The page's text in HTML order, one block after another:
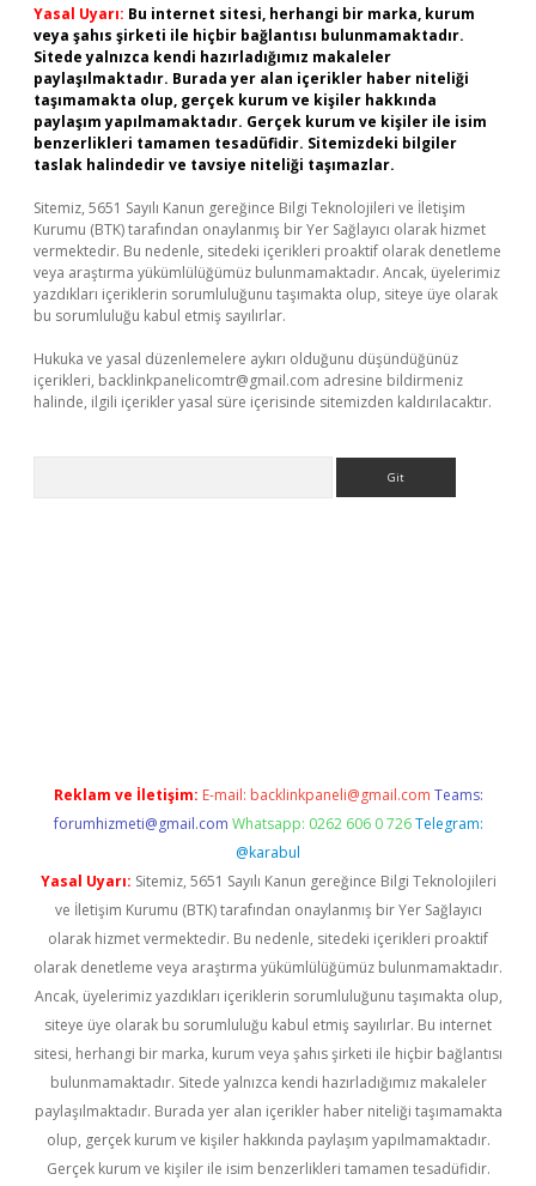
Yasal Uyarı: Bu internet sitesi, herhangi bir marka, kurum
veya şahıs şirketi ile hiçbir bağlantısı bulunmamaktadır.
Sitede yalnızca kendi hazırladığımız makaleler
paylaşılmaktadır. Burada yer alan içerikler haber niteliği
taşımamakta olup, gerçek kurum ve kişiler hakkında
paylaşım yapılmamaktadır. Gerçek kurum ve kişiler ile isim
benzerlikleri tamamen tesadüfidir. Sitemizdeki bilgiler
taslak halindedir ve tavsiye niteliği taşımazlar.
Sitemiz, 5651 Sayılı Kanun gereğince Bilgi Teknolojileri ve İletişim
Kurumu (BTK) tarafından onaylanmış bir Yer Sağlayıcı olarak hizmet
vermektedir. Bu nedenle, sitedeki içerikleri proaktif olarak denetleme
veya araştırma yükümlülüğümüz bulunmamaktadır. Ancak, üyelerimiz
yazdıkları içeriklerin sorumluluğunu taşımakta olup, siteye üye olarak
bu sorumluluğu kabul etmiş sayılırlar.
Hukuka ve yasal düzenlemelere aykırı olduğunu düşündüğünüz
içerikleri, backlinkpanelicomtr@gmail.com adresine bildirmeniz
halinde, ilgili içerikler yasal süre içerisinde sitemizden kaldırılacaktır.
Reklam ve İletişim: E-mail: backlinkpaneli@gmail.com Teams:
forumhizmeti@gmail.com Whatsapp: 0262 606 0 726 Telegram:
@karabul
Yasal Uyarı: Sitemiz, 5651 Sayılı Kanun gereğince Bilgi Teknolojileri
ve İletişim Kurumu (BTK) tarafından onaylanmış bir Yer Sağlayıcı
olarak hizmet vermektedir. Bu nedenle, sitedeki içerikleri proaktif
olarak denetleme veya araştırma yükümlülüğümüz bulunmamaktadır.
Ancak, üyelerimiz yazdıkları içeriklerin sorumluluğunu taşımakta olup,
siteye üye olarak bu sorumluluğu kabul etmiş sayılırlar. Bu internet
sitesi, herhangi bir marka, kurum veya şahıs şirketi ile hiçbir bağlantısı
bulunmamaktadır. Sitede yalnızca kendi hazırladığımız makaleler
paylaşılmaktadır. Burada yer alan içerikler haber niteliği taşımamakta
olup, gerçek kurum ve kişiler hakkında paylaşım yapılmamaktadır.
Gerçek kurum ve kişiler ile isim benzerlikleri tamamen tesadüfidir.